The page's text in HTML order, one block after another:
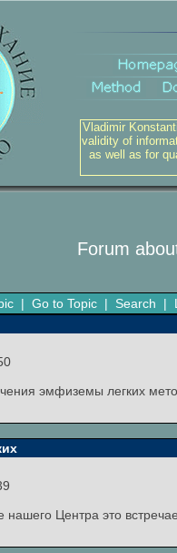
Vladimir
validity of
as well as for
Forum
| Go to Topic | Search |
эмфиземы легких
нашего Центра это